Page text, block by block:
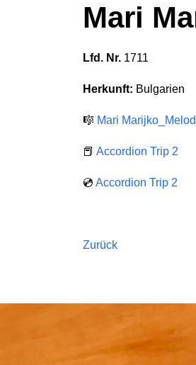
Mari
Lfd. Nr. 1711
Herkunft: Bulgarien
🎼 Mari
📕 Accordion Trip 2
💿 Accordion Trip 2
Zurück